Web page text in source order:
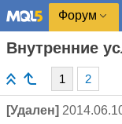
Форум
Внутренние
1 2
[Удален]